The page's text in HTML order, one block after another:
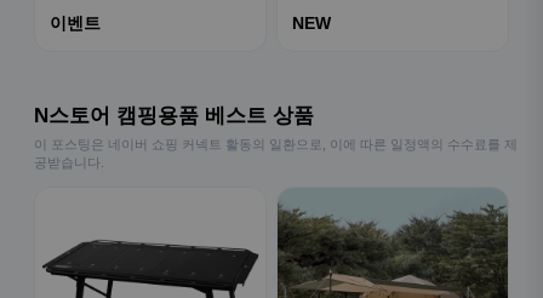
이벤트 NEW
N스토어 캠핑용품 베스트 상품
이 포스팅은 네이버 쇼핑 커넥트 활동의 일환으로, 이에 따른 일정액의 수수료를 제
공받습니다.